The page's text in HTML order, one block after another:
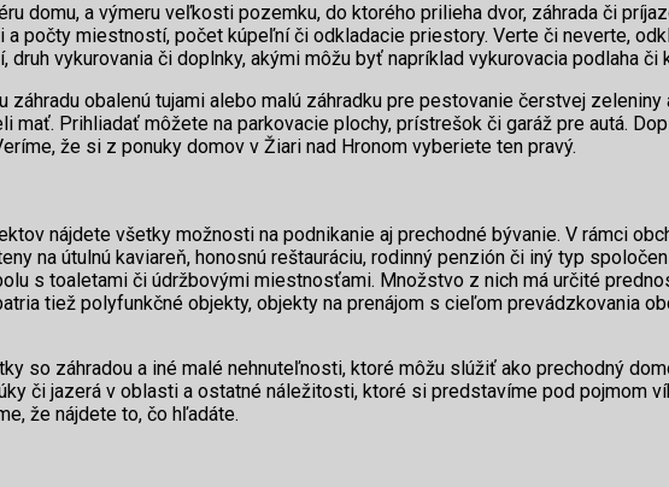
domu, a výmeru veľkosti pozemku, do ktorého prilieha dvor, záhrada či
počty miestností, počet kúpeľní či odkladacie priestory. Verte či neverte,
vykurovania či doplnky, akými môžu byť napríklad vykurovacia podlaha či
obalenú tujami alebo malú záhradku pre pestovanie čerstvej zeleniny
Prihliadať môžete na parkovacie plochy, prístrešok či garáž pre autá.
že si z ponuky domov v Žiari nad Hronom vyberiete ten pravý.
nájdete všetky možnosti na podnikanie aj prechodné bývanie. V rámci
na útulnú kaviareň, honosnú reštauráciu, rodinný penzión či iný typ
s toaletami či údržbovými miestnosťami. Množstvo z nich má určité
tiež polyfunkčné objekty, objekty na prenájom s cieľom prevádzkovania
so záhradou a iné malé nehnuteľnosti, ktoré môžu slúžiť ako prechodný
či jazerá v oblasti a ostatné náležitosti, ktoré si predstavíme pod pojmom
že nájdete to, čo hľadáte.